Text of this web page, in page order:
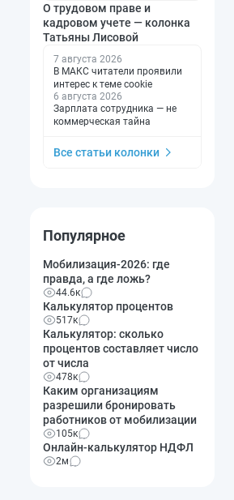
О трудовом праве и
кадровом учете — колонка
Татьяны Лисовой
7 августа 2026
В МАКС читатели проявили
интерес к теме cookie
6 августа 2026
Зарплата сотрудника — не
коммерческая тайна
Все статьи колонки
Популярное
Мобилизация-2026: где
правда, а где ложь?
44.6к
Калькулятор процентов
517к
Калькулятор: сколько
процентов составляет число
от числа
478к
Каким организациям
разрешили бронировать
работников от мобилизации
105к
Онлайн-калькулятор НДФЛ
2м